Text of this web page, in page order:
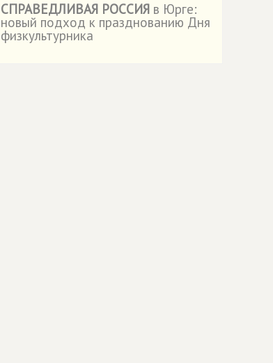
СПРАВЕДЛИВАЯ РОССИЯ в Юрге:
новый подход к празднованию Дня
физкультурника